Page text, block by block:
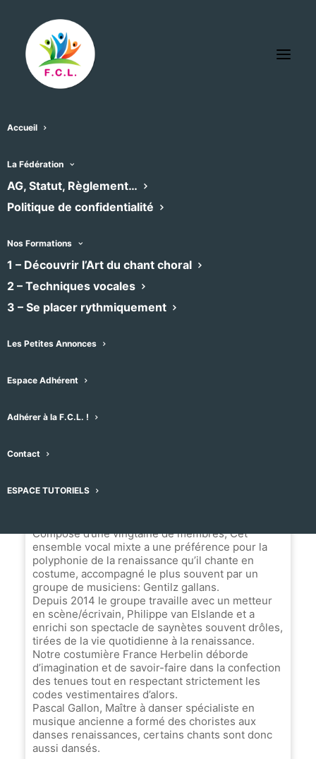
Accueil
La Fédération
AG, Statut, Règlement…
Politique de confidentialité
Nos Formations
1 – Découvrir l’Art du chant choral
2 – Techniques vocales
3 – Se placer rythmiquement
Les Petites Annonces
Espace Adhérent
Adhérer à la F.C.L. !
Contact
ESPACE TUTORIELS
Agités du vocal Agde
Classique, Renaissance •
Nom du Choeur
Agités du vocal Agde
Composé d’une vingtaine de membres, Cet
ensemble vocal mixte a une préférence pour la
polyphonie de la renaissance qu’il chante en
costume, accompagné le plus souvent par un
groupe de musiciens: Gentilz gallans.
Depuis 2014 le groupe travaille avec un metteur
en scène/écrivain, Philippe van Elslande et a
enrichi son spectacle de saynètes souvent drôles,
tirées de la vie quotidienne à la renaissance.
Notre costumière France Herbelin déborde
d’imagination et de savoir-faire dans la confection
des tenues tout en respectant strictement les
codes vestimentaires d’alors.
Pascal Gallon, Maître à danser spécialiste en
musique ancienne a formé des choristes aux
danses renaissances, certains chants sont donc
aussi dansés.